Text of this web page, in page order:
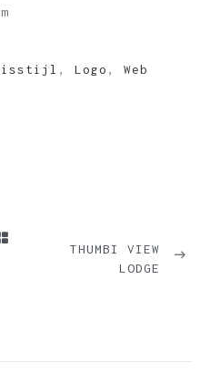
, Logo , Web
THUMBI VIEW
LODGE